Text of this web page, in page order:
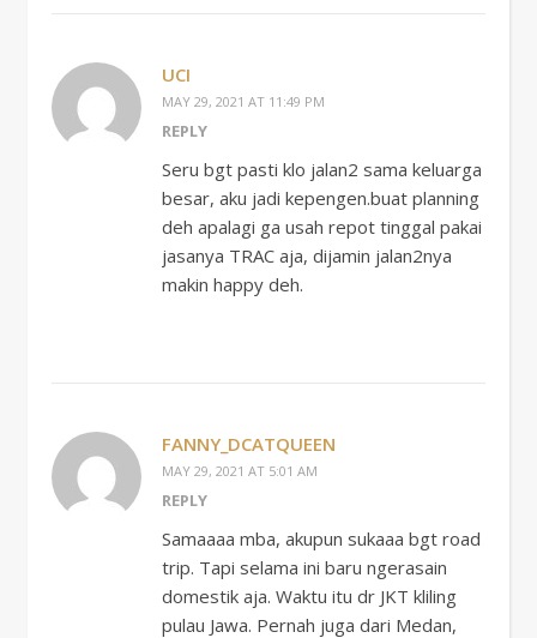
UCI
MAY 29, 2021 AT 11:49 PM
REPLY
Seru bgt pasti klo jalan2 sama keluarga
besar, aku jadi kepengen.buat planning
deh apalagi ga usah repot tinggal pakai
jasanya TRAC aja, dijamin jalan2nya
makin happy deh.
FANNY_DCATQUEEN
MAY 29, 2021 AT 5:01 AM
REPLY
Samaaaa mba, akupun sukaaa bgt road
trip. Tapi selama ini baru ngerasain
domestik aja. Waktu itu dr JKT kliling
pulau Jawa. Pernah juga dari Medan,